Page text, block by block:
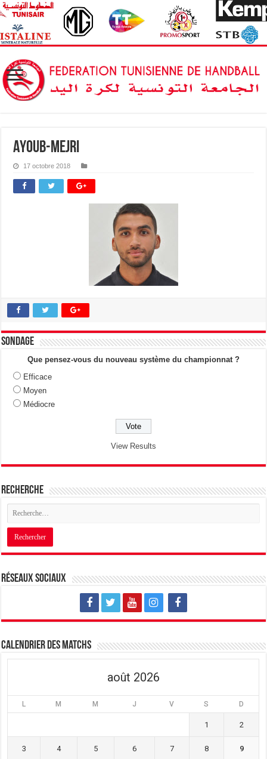
Ayoub-Mejri
17 octobre 2018
Sondage
Que pensez-vous du nouveau système du championnat ?
Efficace
Moyen
Médiocre
View Results
Recherche
Réseaux sociaux
Calendrier des matchs
août 2026
L M M J V S D
1 2
3 4 5 6 7 8 9